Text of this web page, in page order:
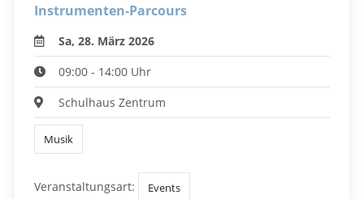
Instrumenten-Parcours
Sa, 28. März 2026
09:00 - 14:00 Uhr
Schulhaus Zentrum
Musik
Veranstaltungsart: Events